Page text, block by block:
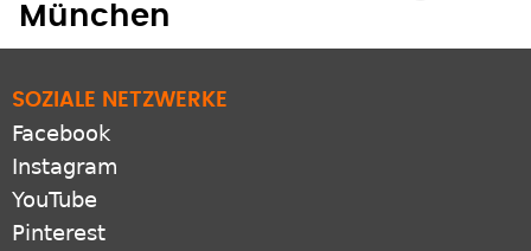
München
SOZIALE NETZWERKE
Facebook
Instagram
YouTube
Pinterest